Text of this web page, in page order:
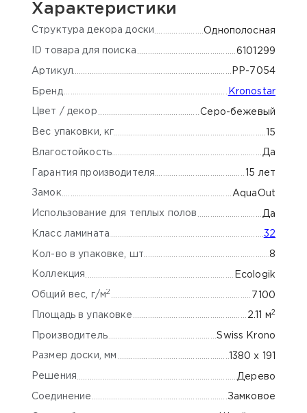
Характеристики
Cтруктура декора доски Однополосная
ID товара для поиска 6101299
Артикул РР-7054
Бренд Kronostar
Цвет / декор Серо-бежевый
Вес упаковки, кг 15
Влагостойкость Да
Гарантия производителя 15 лет
Замок AquaOut
Использование для теплых полов Да
Класс ламината 32
Кол-во в упаковке, шт 8
Коллекция Ecologik
Общий вес, г/м2 7100
Площадь в упаковке 2.11 м 2
Производитель Swiss Krono
Размер доски, мм 1380 x 191
Решения Дерево
Соединение Замковое